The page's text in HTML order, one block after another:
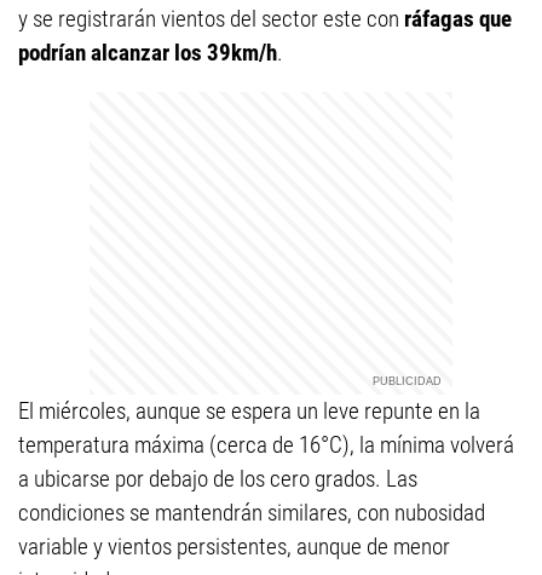
y se registrarán vientos del sector este con ráfagas que
podrían alcanzar los 39km/h.
El miércoles, aunque se espera un leve repunte en la
temperatura máxima (cerca de 16°C), la mínima volverá
a ubicarse por debajo de los cero grados. Las
condiciones se mantendrán similares, con nubosidad
variable y vientos persistentes, aunque de menor